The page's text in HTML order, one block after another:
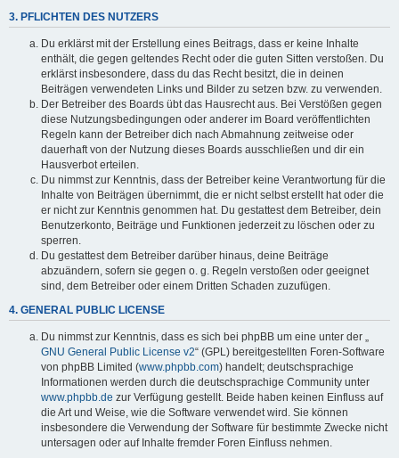
3. PFLICHTEN DES NUTZERS
Du erklärst mit der Erstellung eines Beitrags, dass er keine Inhalte
enthält, die gegen geltendes Recht oder die guten Sitten verstoßen. Du
erklärst insbesondere, dass du das Recht besitzt, die in deinen
Beiträgen verwendeten Links und Bilder zu setzen bzw. zu verwenden.
Der Betreiber des Boards übt das Hausrecht aus. Bei Verstößen gegen
diese Nutzungsbedingungen oder anderer im Board veröffentlichten
Regeln kann der Betreiber dich nach Abmahnung zeitweise oder
dauerhaft von der Nutzung dieses Boards ausschließen und dir ein
Hausverbot erteilen.
Du nimmst zur Kenntnis, dass der Betreiber keine Verantwortung für die
Inhalte von Beiträgen übernimmt, die er nicht selbst erstellt hat oder die
er nicht zur Kenntnis genommen hat. Du gestattest dem Betreiber, dein
Benutzerkonto, Beiträge und Funktionen jederzeit zu löschen oder zu
sperren.
Du gestattest dem Betreiber darüber hinaus, deine Beiträge
abzuändern, sofern sie gegen o. g. Regeln verstoßen oder geeignet
sind, dem Betreiber oder einem Dritten Schaden zuzufügen.
4. GENERAL PUBLIC LICENSE
Du nimmst zur Kenntnis, dass es sich bei phpBB um eine unter der „
GNU General Public License v2“ (GPL) bereitgestellten Foren-Software
von phpBB Limited (www.phpbb.com) handelt; deutschsprachige
Informationen werden durch die deutschsprachige Community unter
www.phpbb.de zur Verfügung gestellt. Beide haben keinen Einfluss auf
die Art und Weise, wie die Software verwendet wird. Sie können
insbesondere die Verwendung der Software für bestimmte Zwecke nicht
untersagen oder auf Inhalte fremder Foren Einfluss nehmen.